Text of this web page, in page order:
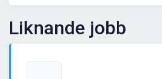
Liknande jobb